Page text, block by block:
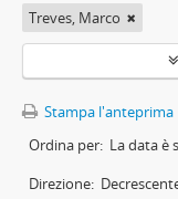
Treves, Marco
Stampa l'anteprima
Ordina per: La data è
Direzione: